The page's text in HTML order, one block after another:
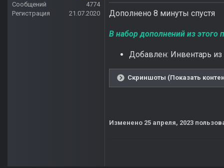
Сообщений
4774
Регистрация
21.07.2020 Дополнено 8 минуты спустя
В набор дополнений из этого
Добавлен: Инвентарь из
Скриншоты (Показать
Изменено 25 апреля, 2023